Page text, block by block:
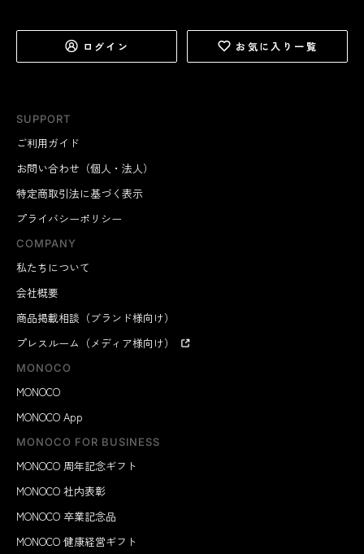
SUPPORT
ご利用ガイド
お問い合わせ（個人・法人）
特定商取引法に基づく表示
プライバシーポリシー
COMPANY
私たちについて
会社概要
商品掲載相談（ブランド様向け）
プレスルーム（メディア様向け）
MONOCO
MONOCO
MONOCO App
MONOCO FOR BUSINESS
MONOCO 周年記念ギフト
MONOCO 社内表彰
MONOCO 卒業記念品
MONOCO 健康経営ギフト
ログイン お気に入り一覧